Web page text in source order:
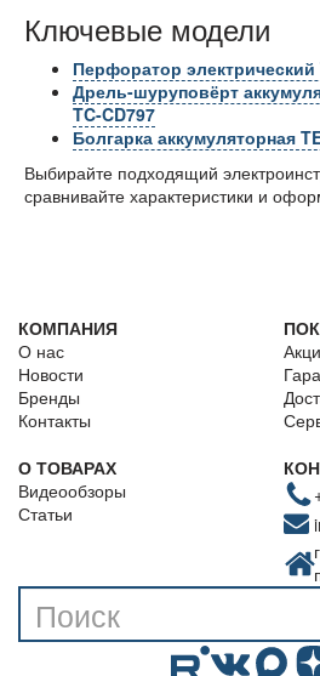
Ключевые модели
Перфоратор электрический
Дрель-шуруповёрт
TC-CD797
Болгарка аккумуляторная
Выбирайте подходящий
сравнивайте характеристики и
КОМПАНИЯ
О нас
Новости
Бренды
Контакты
О ТОВАРАХ
Видеообзоры
Статьи